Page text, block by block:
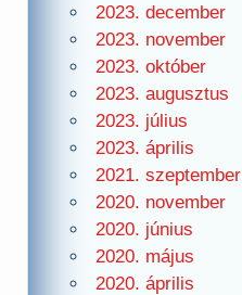
2023. december
2023. november
2023. október
2023. augusztus
2023. július
2023. április
2021. szeptember
2020. november
2020. június
2020. május
2020. április